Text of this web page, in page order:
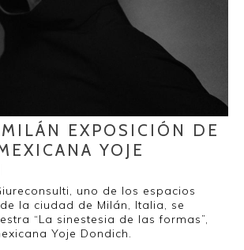
EXPOSICIÓN DE
YOJE
uno de los espacios
la ciudad de Milán, Italia, se
“La sinestesia de las formas”,
Yoje Dondich.